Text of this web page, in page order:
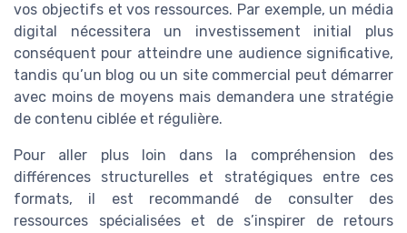
vos objectifs et vos ressources. Par exemple, un média
digital nécessitera un investissement initial plus
conséquent pour atteindre une audience significative,
tandis qu’un blog ou un site commercial peut démarrer
avec moins de moyens mais demandera une stratégie
de contenu ciblée et régulière.
Pour aller plus loin dans la compréhension des
différences structurelles et stratégiques entre ces
formats, il est recommandé de consulter des
ressources spécialisées et de s’inspirer de retours